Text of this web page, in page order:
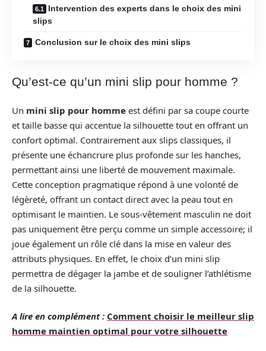
Intervention des experts dans le choix des mini
slips
Conclusion sur le choix des mini slips
Qu’est-ce qu’un mini slip pour homme ?
Un mini slip pour homme est défini par sa coupe courte
et taille basse qui accentue la silhouette tout en offrant un
confort optimal. Contrairement aux slips classiques, il
présente une échancrure plus profonde sur les hanches,
permettant ainsi une liberté de mouvement maximale.
Cette conception pragmatique répond à une volonté de
légèreté, offrant un contact direct avec la peau tout en
optimisant le maintien. Le sous-vêtement masculin ne doit
pas uniquement être perçu comme un simple accessoire; il
joue également un rôle clé dans la mise en valeur des
attributs physiques. En effet, le choix d’un mini slip
permettra de dégager la jambe et de souligner l’athlétisme
de la silhouette.
A lire en complément : Comment choisir le meilleur slip
homme maintien optimal pour votre silhouette